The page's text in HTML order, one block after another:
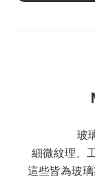
玻
細微紋理、
這些皆為玻